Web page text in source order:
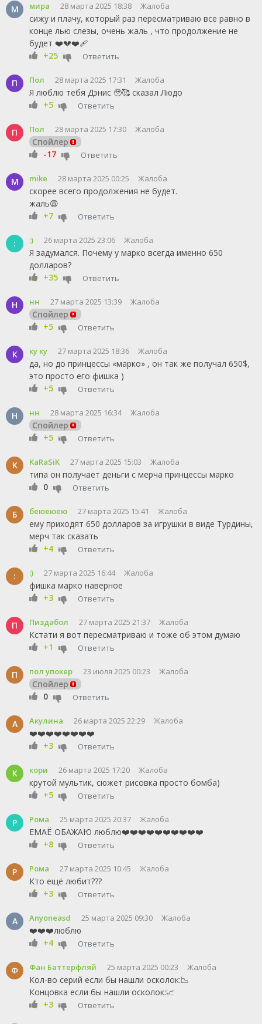
М мира 28 марта 2025 18:38 Жалоба
сижу и плачу, который раз пересматриваю все равно в
конце лью слезы, очень жаль , что продолжение не
будет ❤️💔❤️‍🩹
+25
Ответить
П Пол 28 марта 2025 17:31 Жалоба
Я люблю тебя Дэнис 🥹🥰 сказал Людо
+5
Ответить
П Пол 28 марта 2025 17:30 Жалоба
Спойлер
-17
Ответить
M mike 28 марта 2025 00:25 Жалоба
скорее всего продолжения не будет.
жаль😩
+7
Ответить
: :) 26 марта 2025 23:06 Жалоба
Я задумался. Почему у марко всегда именно 650
долларов?
+35
Ответить
Н нн 27 марта 2025 13:39 Жалоба
Спойлер
+5
Ответить
К ку ку 27 марта 2025 18:36 Жалоба
да, но до принцессы «марко» , он так же получал 650$,
это просто его фишка )
+5
Ответить
Н нн 28 марта 2025 16:34 Жалоба
Спойлер
+5
Ответить
K KaRaSiK 27 марта 2025 15:03 Жалоба
типа он получает деньги с мерча принцессы марко
0
Ответить
Б беюеюею 27 марта 2025 15:41 Жалоба
ему приходят 650 долларов за игрушки в виде Турдины,
мерч так сказать
+4
Ответить
: :) 27 марта 2025 16:44 Жалоба
фишка марко наверное
+3
Ответить
П Пиздабол 27 марта 2025 21:37 Жалоба
Кстати я вот пересматриваю и тоже об этом думаю
+1
Ответить
П пол упокер 23 июля 2025 00:23 Жалоба
Спойлер
0
Ответить
А Акулина 26 марта 2025 22:29 Жалоба
❤️❤️❤️❤️❤️❤️❤️❤️
+3
Ответить
К кори 26 марта 2025 17:20 Жалоба
крутой мультик, сюжет рисовка просто бомба)
+5
Ответить
Р Рома 25 марта 2025 20:37 Жалоба
ЕМАЁ ОБАЖАЮ люблю❤️❤️❤️❤️❤️❤️❤️❤️❤️❤️
+8
Ответить
Р Рома 27 марта 2025 10:45 Жалоба
Кто ещё любит???
+3
Ответить
A Anyoneasd 25 марта 2025 09:30 Жалоба
❤️❤️❤️люблю
+4
Ответить
Ф Фан Баттерфляй 25 марта 2025 00:23 Жалоба
Кол-во серий если бы нашли осколок:📉
Концовка если бы нашли осколок:📈
+3
Ответить